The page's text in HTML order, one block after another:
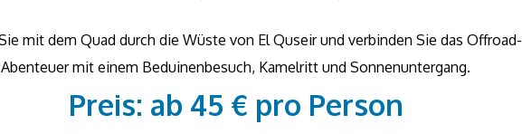
mit dem Quad durch die Wüste von El Quseir und verbinden Sie das Offroad-
Abenteuer mit einem Beduinenbesuch, Kamelritt und Sonnenuntergang.
Preis: ab 45 € pro Person